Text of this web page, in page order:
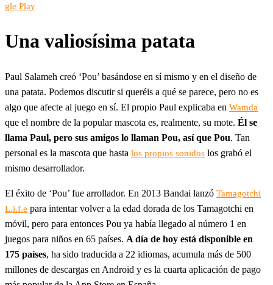
gle Play
Una valiosísima patata
Paul Salameh creó ‘Pou’ basándose en sí mismo y en el diseño de
una patata. Podemos discutir si queréis a qué se parece, pero no es
algo que afecte al juego en sí. El propio Paul explicaba en Wamda
que el nombre de la popular mascota es, realmente, su mote. Él se
llama Paul, pero sus amigos lo llaman Pou, así que Pou. Tan
personal es la mascota que hasta los propios sonidos los grabó el
mismo desarrollador.
El éxito de ‘Pou’ fue arrollador. En 2013 Bandai lanzó Tamagotchi
L.i.f.e para intentar volver a la edad dorada de los Tamagotchi en
móvil, pero para entonces Pou ya había llegado al número 1 en
juegos para niños en 65 países. A día de hoy está disponible en
175 países, ha sido traducida a 22 idiomas, acumula más de 500
millones de descargas en Android y es la cuarta aplicación de pago